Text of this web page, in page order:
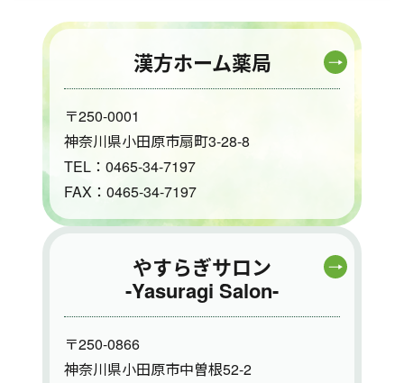
漢方ホーム薬局
〒250-0001
神奈川県小田原市扇町3-28-8
TEL：0465-34-7197
FAX：0465-34-7197
やすらぎサロン
-Yasuragi Salon-
〒250-0866
神奈川県小田原市中曽根52-2